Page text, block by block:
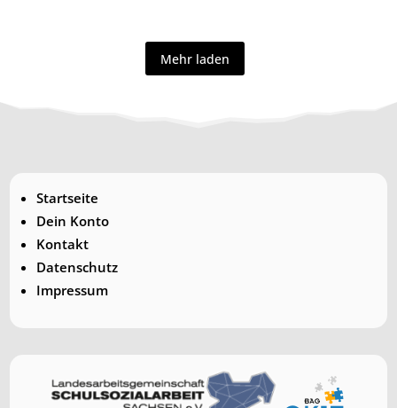
Mehr laden
Startseite
Dein Konto
Kontakt
Datenschutz
Impressum